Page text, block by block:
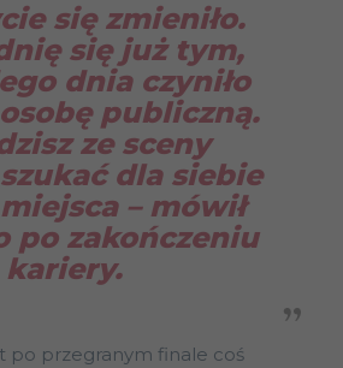
się zmieniło.
się już tym,
dnia czyniło
publiczną.
ze sceny
dla siebie
– mówił
po zakończeniu
kariery.
po przegranym finale coś